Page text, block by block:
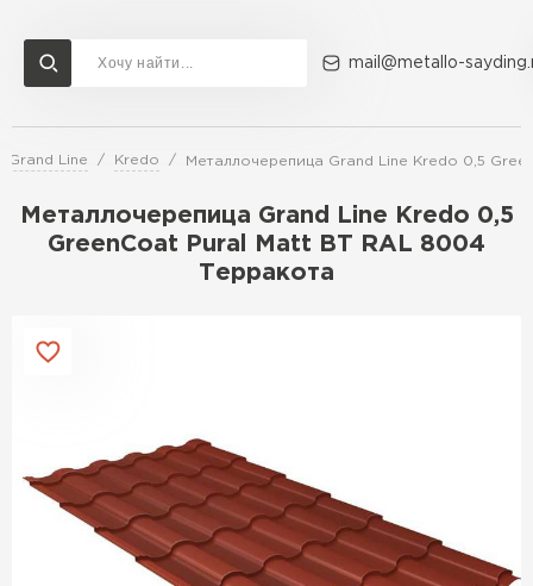
mail@metallo-
Grand Line Kredo Металлочерепица Grand Line Kredo 0,5
Металлочерепица Grand Line Kredo 0,5
GreenCoat Pural Matt BT RAL 8004
Терракота
Доставка и оплата Акции О компании Контакты
Перейти в каталог